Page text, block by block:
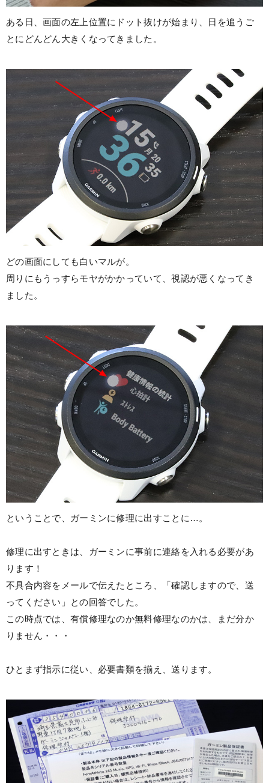
ある日、画面の左上位置にドット抜けが始まり、日を追うご
とにどんどん大きくなってきました。
どの画面にしても白いマルが。
周りにもうっすらモヤがかかっていて、視認が悪くなってき
ました。
ということで、ガーミンに修理に出すことに…。
修理に出すときは、ガーミンに事前に連絡を入れる必要があ
ります！
不具合内容をメールで伝えたところ、「確認しますので、送
ってください」との回答でした。
この時点では、有償修理なのか無料修理なのかは、まだ分か
りません・・・
ひとまず指示に従い、必要書類を揃え、送ります。